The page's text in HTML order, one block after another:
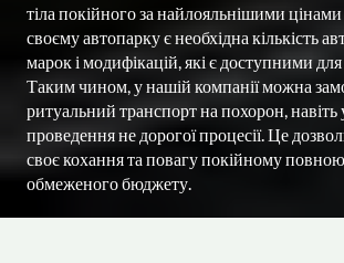
тіла покійного за найлояльнішими
своєму автопарку є необхідна кількість
марок і модифікацій, які є доступними для
Таким чином, у нашій компанії можна
ритуальний транспорт на похорон, навіть
проведення не дорогої процесії. Це
своє кохання та повагу покійному повною
обмеженого бюджету.